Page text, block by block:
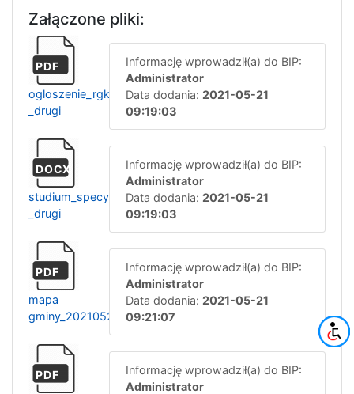
Załączone pliki:
PDF
ogloszenie_rgk.271.4.2021_-
_drugi
Informację wprowadził(a) do BIP:
Administrator
Data dodania: 2021-05-21
09:19:03
DOCX
studium_specyfikacja_rgk.271.4.2021_-
_drugi
Informację wprowadził(a) do BIP:
Administrator
Data dodania: 2021-05-21
09:19:03
PDF
mapa
gminy_20210521092058
Informację wprowadził(a) do BIP:
Administrator
Data dodania: 2021-05-21
09:21:07
PDF
Informację wprowadził(a) do BIP:
Administrator